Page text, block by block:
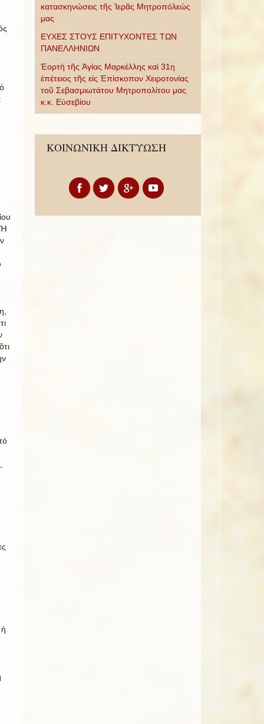
Ἡ
κατασκηνώσεις τῆς Ἱερᾶς Μητροπόλεώς
μας
ΕΥΧΕΣ ΣΤΟΥΣ ΕΠΙΤΥΧΟΝΤΕΣ ΤΩΝ
ΠΑΝΕΛΛΗΝΙΩΝ
Ἑορτὴ τῆς Ἁγίας Μαρκέλλης καὶ 31η
ἐπέτειος τῆς εἰς Ἐπίσκοπον Χειροτονίας
τοῦ Σεβασμιωτάτου Μητροπολίτου μας
κ.κ. Εὐσεβίου
ΚΟΙΝΩΝΙΚΗ ΔΙΚΤΥΩΣΗ